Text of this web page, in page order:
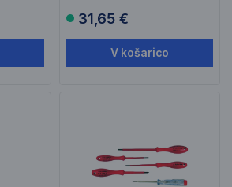
31,65 €
V košarico